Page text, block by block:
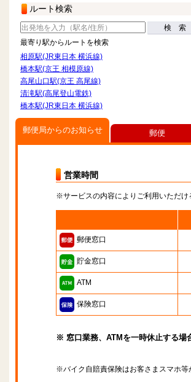
ルート検索
検 索
最寄り駅からルートを検索
相原駅(JR東日本 横浜線)
橋本駅(京王 相模原線)
高尾山口駅(京王 高尾線)
清滝駅(高尾登山電鉄)
橋本駅(JR東日本 横浜線)
郵便局からのお知らせ
営業時間
※サービスの内容によりご利用いただ
郵便窓口
貯金窓口
ATM
保険窓口
※ 窓口業務、ATMを一時休止する場
※バイク自賠責保険はお客さまスマホ
郵便